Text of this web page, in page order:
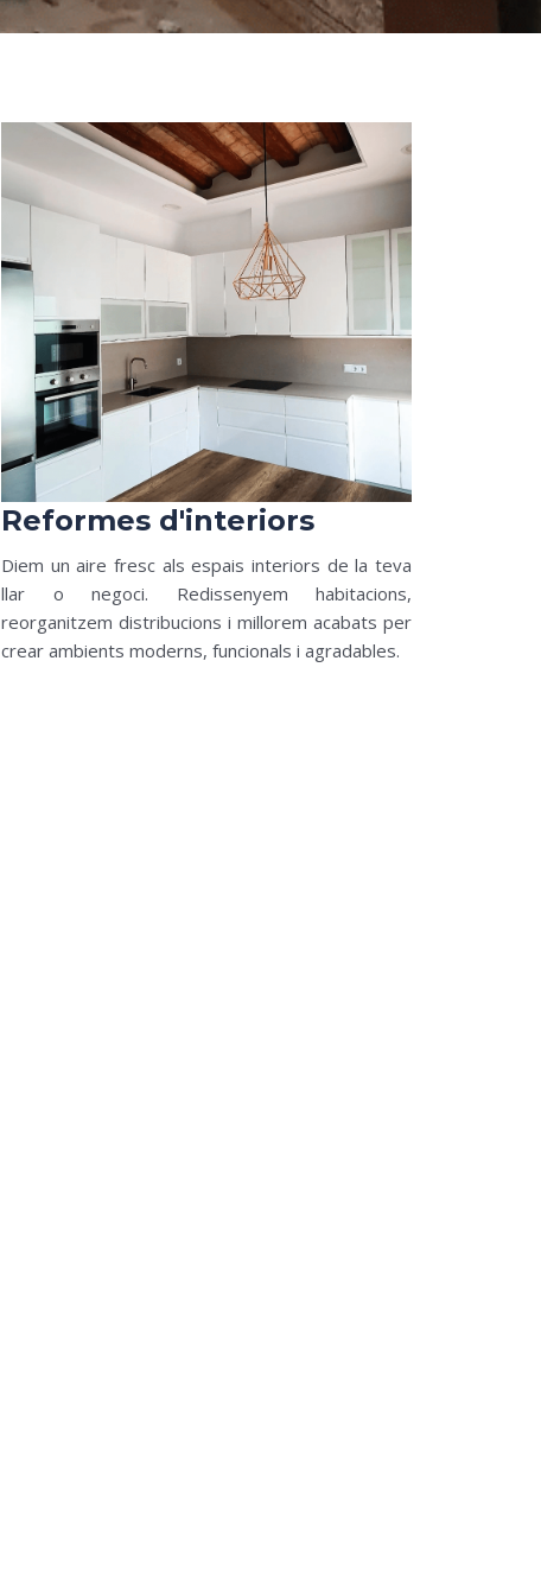
Reformes d'interiors
Diem un aire fresc als espais interiors de la teva
llar o negoci. Redissenyem habitacions,
reorganitzem distribucions i millorem acabats per
crear ambients moderns, funcionals i agradables.